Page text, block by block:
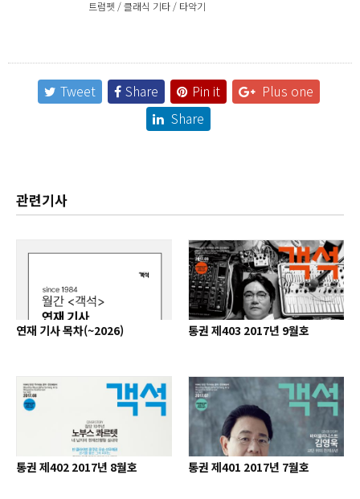
트럼펫 / 클래식 기타 / 타악기
Tweet Share Pin it
Plus one
Share
관련기사
연재 기사 목차(~2026) 통권 제403 2017년 9월호
통권 제402 2017년 8월호 통권 제401 2017년 7월호